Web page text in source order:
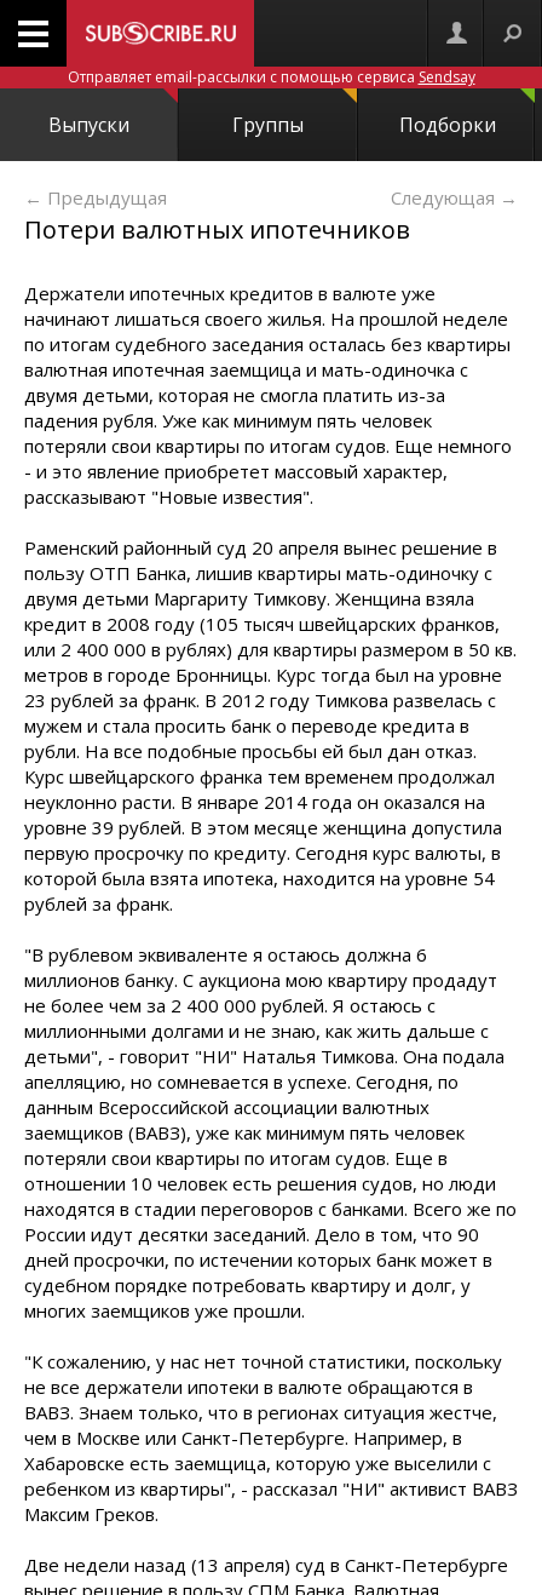
Отправляет email-рассылки с помощью сервиса Sendsay
Выпуски Группы Подборки
← Предыдущая Следующая →
Потери валютных ипотечников
Держатели ипотечных кредитов в валюте уже
начинают лишаться своего жилья. На прошлой неделе
по итогам судебного заседания осталась без квартиры
валютная ипотечная заемщица и мать-одиночка с
двумя детьми, которая не смогла платить из-за
падения рубля. Уже как минимум пять человек
потеряли свои квартиры по итогам судов. Еще немного
- и это явление приобретет массовый характер,
рассказывают "Новые известия".
Раменский районный суд 20 апреля вынес решение в
пользу ОТП Банка, лишив квартиры мать-одиночку с
двумя детьми Маргариту Тимкову. Женщина взяла
кредит в 2008 году (105 тысяч швейцарских франков,
или 2 400 000 в рублях) для квартиры размером в 50 кв.
метров в городе Бронницы. Курс тогда был на уровне
23 рублей за франк. В 2012 году Тимкова развелась с
мужем и стала просить банк о переводе кредита в
рубли. На все подобные просьбы ей был дан отказ.
Курс швейцарского франка тем временем продолжал
неуклонно расти. В январе 2014 года он оказался на
уровне 39 рублей. В этом месяце женщина допустила
первую просрочку по кредиту. Сегодня курс валюты, в
которой была взята ипотека, находится на уровне 54
рублей за франк.
"В рублевом эквиваленте я остаюсь должна 6
миллионов банку. С аукциона мою квартиру продадут
не более чем за 2 400 000 рублей. Я остаюсь с
миллионными долгами и не знаю, как жить дальше с
детьми", - говорит "НИ" Наталья Тимкова. Она подала
апелляцию, но сомневается в успехе. Сегодня, по
данным Всероссийской ассоциации валютных
заемщиков (ВАВЗ), уже как минимум пять человек
потеряли свои квартиры по итогам судов. Еще в
отношении 10 человек есть решения судов, но люди
находятся в стадии переговоров с банками. Всего же по
России идут десятки заседаний. Дело в том, что 90
дней просрочки, по истечении которых банк может в
судебном порядке потребовать квартиру и долг, у
многих заемщиков уже прошли.
"К сожалению, у нас нет точной статистики, поскольку
не все держатели ипотеки в валюте обращаются в
ВАВЗ. Знаем только, что в регионах ситуация жестче,
чем в Москве или Санкт-Петербурге. Например, в
Хабаровске есть заемщица, которую уже выселили с
ребенком из квартиры", - рассказал "НИ" активист ВАВЗ
Максим Греков.
Две недели назад (13 апреля) суд в Санкт-Петербурге
вынес решение в пользу СПМ Банка. Валютная